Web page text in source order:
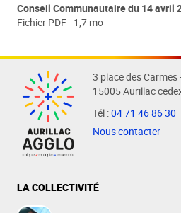
Conseil Communautaire du 14 avril
Fichier PDF - 1,7 mo
3 place des Carmes
15005 Aurillac
Tél :04 71 46 86 30
Nous contacter
LA COLLECTIVITÉ